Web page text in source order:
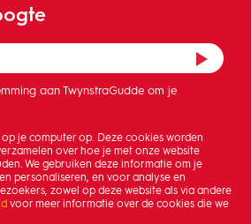
je computer op. Deze cookies worden
over hoe je met onze website
We gebruiken deze informatie om je
personaliseren, en voor analyse en
zowel op deze website als via andere
voor meer informatie over de cookies die we
aan TwynstraGudde om je